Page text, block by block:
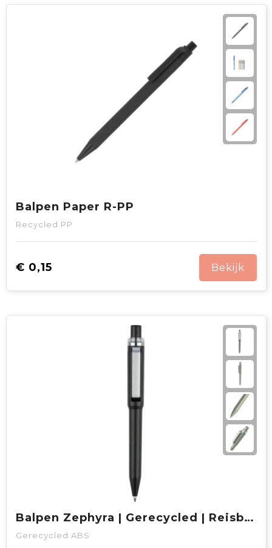
Balpen Paper R-PP
Recycled PP
€ 0,15 Bekijk
Balpen Zephyra | Gerecycled | Reisbekervorm
Gerecycled ABS